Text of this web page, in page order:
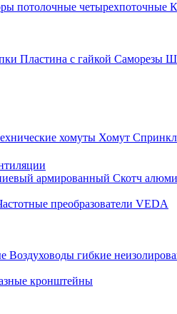
потолочные четырехпоточные
Пластина с гайкой Саморезы
хомуты Хомут
армированный Скотч
преобразователи VEDA
Воздуховоды гибкие
кронштейны